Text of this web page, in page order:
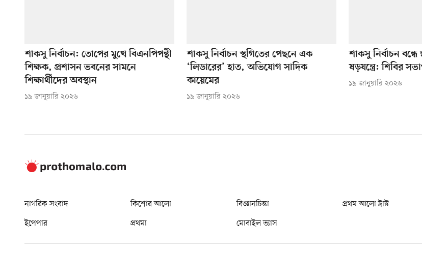
শাকসু নির্বাচন: তোপের মুখে বিএনপিপন্থী
শিক্ষক, প্রশাসন ভবনের সামনে
শিক্ষার্থীদের অবস্থান
১৯ জানুয়ারি ২০২৬
শাকসু নির্বাচন স্থগিতের পেছনে এক
‘লিডারের’ হাত, অভিযোগ সাদিক
কায়েমের
১৯ জানুয়ারি ২০২৬
শাকসু নির্বাচন বন্ধে
ষড়যন্ত্রে: শিবির
১৯ জানুয়ারি ২০২৬
নাগরিক সংবাদ কিশোর আলো বিজ্ঞানচিন্তা প্রথম আলো ট্রাস্ট
ইপেপার
প্রথমা মোবাইল ভ্যাস